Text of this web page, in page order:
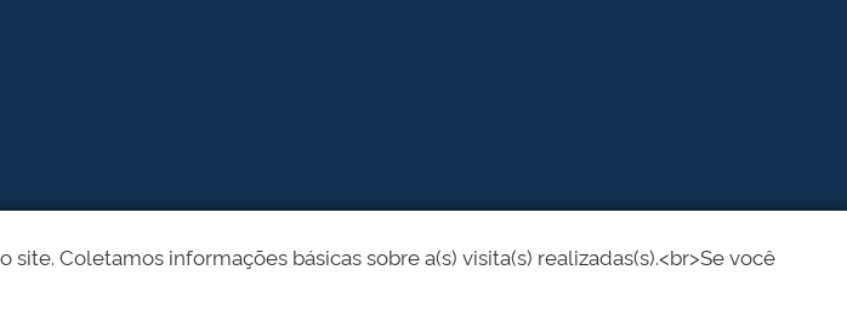
Coletamos informações básicas sobre a(s) visita(s) realizadas(s).<br>Se você